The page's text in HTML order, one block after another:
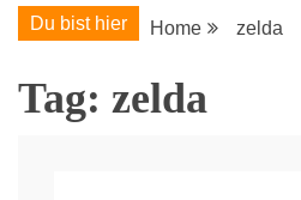
Du bist hier Home zelda
Tag: zelda